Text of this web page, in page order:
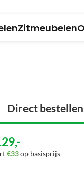
Zitmeubelen
Direct bestellen
,-
€33op basisprijs